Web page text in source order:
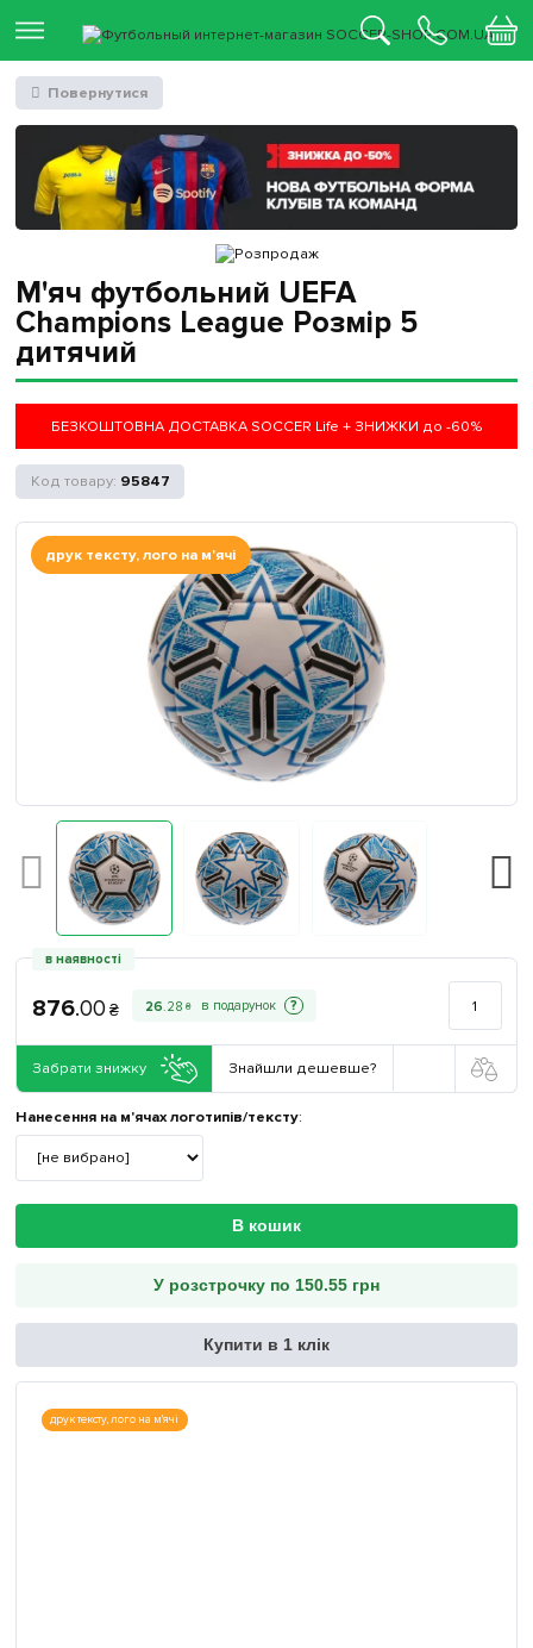
М'яч футбольний UEFA
Champions League Розмір 5
дитячий
БЕЗКОШТОВНА ДОСТАВКА SOCCER Life + ЗНИЖКИ до -60%
95847
друк тексту, лого на м'ячі
в наявності
876.00 ₴ 26.28 ₴ ?
Забрати знижку Знайшли дешевше?
Нанесення на м'ячах логотипів/тексту:
В кошик
У розстрочку по 150.55 грн
Купити в 1 клік
друк тексту, лого на м'ячі
Повернутися